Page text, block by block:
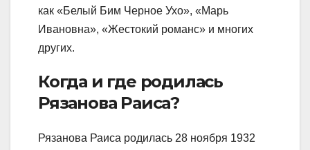
как «Белый Бим Черное Ухо», «Марь
Ивановна», «Жестокий романс» и многих
других.
Когда и где родилась
Рязанова Раиса?
Рязанова Раиса родилась 28 ноября 1932